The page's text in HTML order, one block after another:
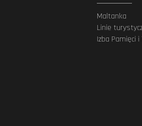
Maltanka
Linie
Izba Pamięci i